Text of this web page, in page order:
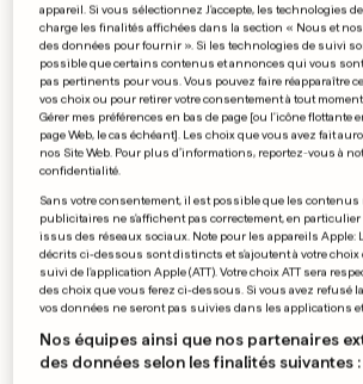
Guadeloupe: Jégo
0 0
Madagascar
0 0
Première
Holbrooke
appareil. Si vous sélectionnez J'accepte, les technologies
charge les finalités affichées dans la section « Nous et
des données pour fournir ». Si les technologies de suivi
possible que certains contenus et annonces qui vous
pas pertinents pour vous. Vous pouvez faire réapparaître
vos choix ou pour retirer votre consentement à tout
Gérer mes préférences en bas de page [ou l'icône flottante
page Web, le cas échéant]. Les choix que vous avez fait
nos Site Web. Pour plus d’informations, reportez-vous à
confidentialité.
Sans votre consentement, il est possible que les
publicitaires ne s'affichent pas correctement, en
issus des réseaux sociaux. Note pour les appareils Apple:
décrits ci-dessous sont distincts et s'ajoutent à votre choix
suivi de l'application Apple (ATT). Votre choix ATT sera
des choix que vous ferez ci-dessous. Si vous avez refusé la
vos données ne seront pas suivies dans les applications
Nos équipes ainsi que nos partenaires
des données selon les finalités suivantes :